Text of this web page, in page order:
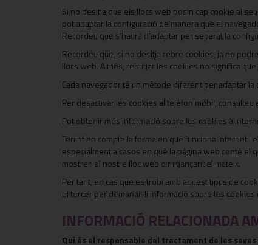
Si no desitja que els llocs web posin cap cookie al
pot adaptar la configuració de manera que el
Recordeu que s'haurà d'adaptar per separat la
Recordeu que, si no desitja rebre cookies, ja no
llocs web. A més, rebutjar les cookies no significa
Cada navegador té un mètode diferent per adaptar
Per desactivar les cookies al telèfon mòbil,
Pot obtenir més informació sobre les cookies a
Tenint en compte la forma en què funciona Internet i
especialment a casos en què la pàgina web conté el
mostren al nostre lloc web o mitjançant el mateix.
Per tant, en cas que es trobi amb aquest tipus de
el tercer per demanar-li informació sobre les cookies
INFORMACIÓ RELACIONADA
Qui és el responsable del tractament de les